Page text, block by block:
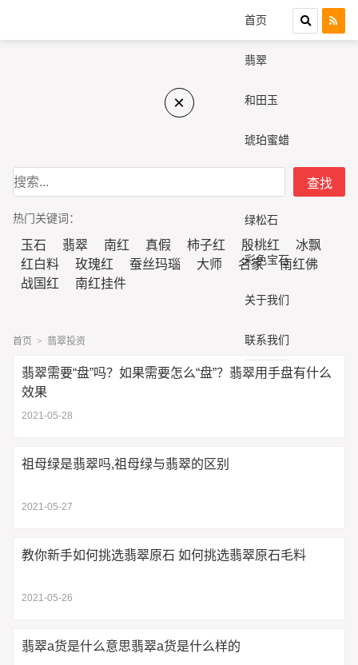
首页
翡翠
和田玉
琥珀蜜蜡
绿松石
彩色宝石
关于我们
联系我们
×
热门关键词：
玉石 翡翠 南红 真假 柿子红 殷桃红
冰飘
红白料
玫瑰红 蚕丝玛瑙 大师 名家
南红佛
战国红
南红挂件
首页 > 翡翠投资
翡翠需要“盘”吗？如果需要怎么“盘”？翡翠用手盘有什么
效果
2021-05-28
祖母绿是翡翠吗,祖母绿与翡翠的区别
2021-05-27
教你新手如何挑选翡翠原石 如何挑选翡翠原石毛料
2021-05-26
翡翠a货是什么意思翡翠a货是什么样的